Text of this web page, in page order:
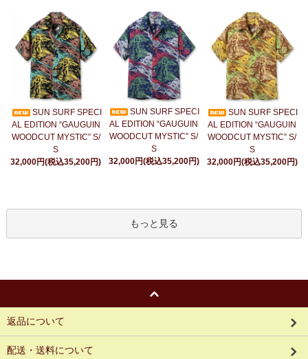
SUN SURF SPECI
AL EDITION “GAUGUIN
WOODCUT MYSTIC” S/
S
32,000円(税込35,200円)
SUN SURF SPECI
AL EDITION “GAUGUIN
WOODCUT MYSTIC” S/
S
32,000円(税込35,200円)
SUN SURF SPECI
AL EDITION “GAUGUIN
WOODCUT MYSTIC” S/
S
32,000円(税込35,200円)
もっと見る
返品について
配送・送料について